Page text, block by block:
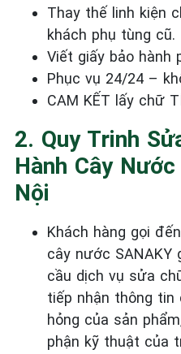
Thay thế linh kiện
khách phụ tùng cũ.
Viết giấy bảo hành
Phục vụ 24/24 –
CAM KẾT lấy chữ
2. Quy Trinh
Hành Cây
Nội
Khách hàng gọi
cây nước SANAKY
cầu dịch vụ sửa
tiếp nhận thông tin
hỏng của sản
phận kỹ thuật của